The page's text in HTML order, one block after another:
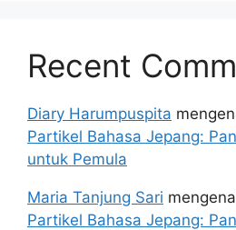
Recent
Diary Harumpuspita
Partikel Bahasa Jepang:
untuk Pemula
Maria Tanjung Sari
Partikel Bahasa Jepang: